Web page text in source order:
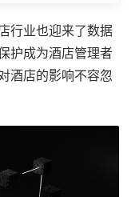
行业也迎来了数据
护成为酒店管理者
酒店的影响不容忽